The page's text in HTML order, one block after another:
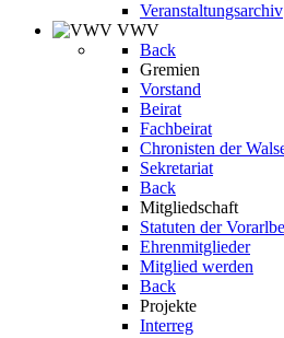
Veranstaltungsarchiv
VWV
Back
Gremien
Vorstand
Beirat
Fachbeirat
Chronisten der
Sekretariat
Back
Mitgliedschaft
Statuten der
Ehrenmitglieder
Mitglied werden
Back
Projekte
Interreg